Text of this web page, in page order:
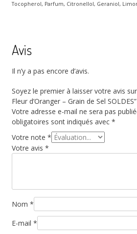
Tocopherol, Parfum, Citronellol, Geraniol,
Avis
Il n’y a pas encore d’avis.
Soyez le premier à laisser votre avis
Fleur d’Oranger – Grain de Sel SOLDES”
Votre adresse e-mail ne sera pas
obligatoires sont indiqués avec*
Votre note*
Votre avis*
Nom*
E-mail*